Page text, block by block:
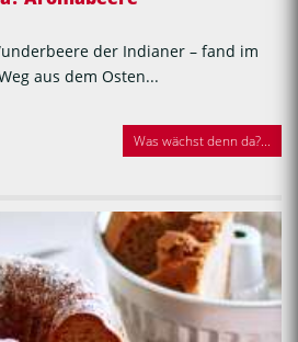
der Indianer – fand im
aus dem Osten...
Was wächst denn da?...